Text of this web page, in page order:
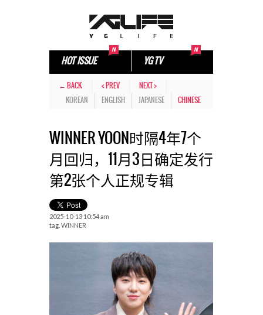
HOT ISSUE YG TV
← BACK < PREV
NEXT >
KOREAN
ENGLISH JAPANESE CHINESE
WINNER YOON时隔4年7个
月回归，11月3日确定发行
第2张个人正规专辑
2025-10-13 10:54 am
tag. WINNER